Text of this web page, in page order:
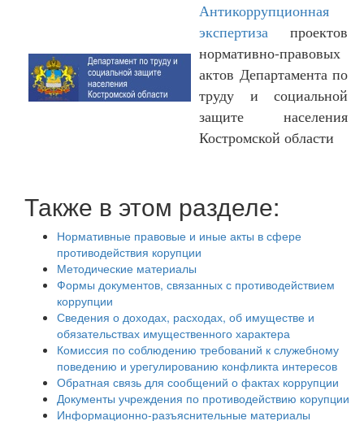
Антикоррупционная
экспертиза проектов
нормативно-правовых
актов Департамента по
труду и социальной
защите населения
Костромской области
Также в этом разделе:
Нормативные правовые и иные акты в сфере
противодействия корупции
Методические материалы
Формы документов, связанных с противодействием
коррупции
Сведения о доходах, расходах, об имуществе и
обязательствах имущественного характера
Комиссия по соблюдению требований к служебному
поведению и урегулированию конфликта интересов
Обратная связь для сообщений о фактах коррупции
Документы учреждения по противодействию корупции
Информационно-разъяснительные материалы